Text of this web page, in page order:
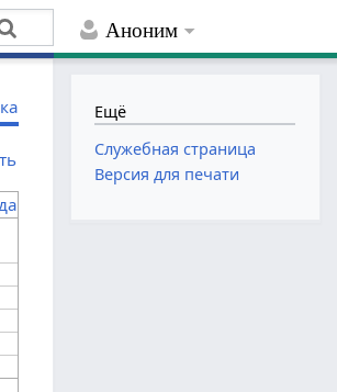
Аноним
Ещё
Служебная страница
Версия для печати